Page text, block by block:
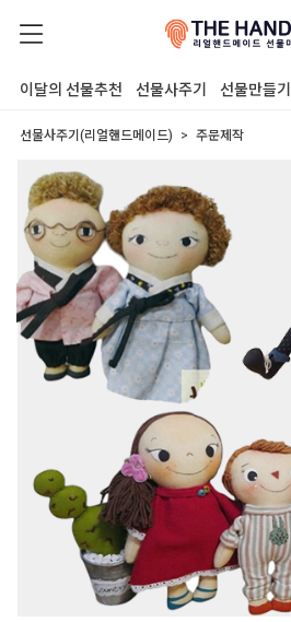
이달의 선물추천 선물사주기 선물만들기
선물사주기(리얼핸드메이드) 주문제작